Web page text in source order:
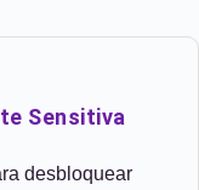
Sensitiva
desbloquear